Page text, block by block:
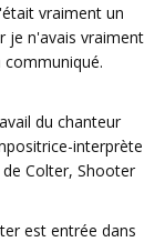
vraiment un
je n'avais vraiment
communiqué.
du chanteur
interprète
Colter, Shooter
est entrée dans